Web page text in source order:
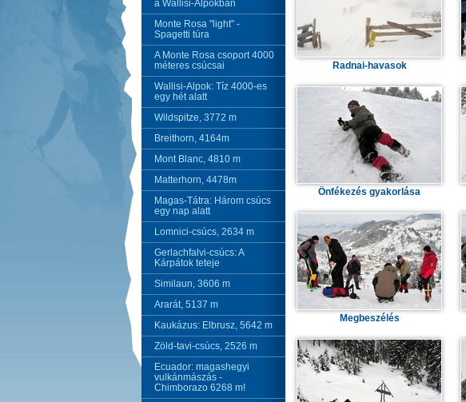
a Wallisi-Alpokban
Monte Rosa "light" -
Spagetti túra
A Monte Rosa csoport 4000
méteres csúcsai
Wallisi-Alpok: Tíz 4000-es
egy hét alatt
Wildspitze, 3772 m
Breithorn, 4164m
Mont Blanc, 4810 m
Matterhorn, 4478m
Magas-Tátra: Három csúcs
egy nap alatt
Lomnici-csúcs, 2634 m
Gerlachfalvi-csúcs: A
Kárpátok teteje
Similaun, 3606 m
Ararát, 5137 m
Kaukázus: Elbrusz, 5642 m
Zöld-tavi-csúcs, 2526 m
Ecuador: magashegyi
vulkánmászás -
Chimborazo 6268 m!
Radnai-havasok
Önfékezés gyakorlása
Megbeszélés